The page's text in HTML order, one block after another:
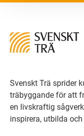
Svenskt Trä sprider
träbyggande för att
en livskraftig
inspirera, utbilda